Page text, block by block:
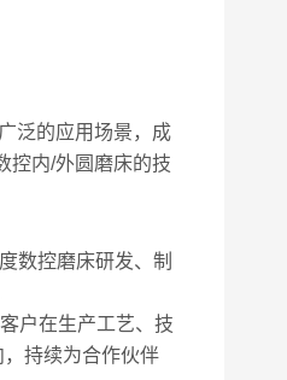
泛的应用场景，成
控内/外圆磨床的技
数控磨床研发、制
户在生产工艺、技
持续为合作伙伴